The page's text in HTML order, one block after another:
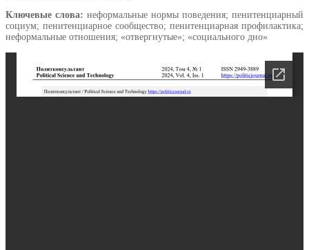
Ключевые слова: неформальные нормы поведения; пенитенциарный
социум; пенитенциарное сообщество; пенитенциарная профилактика;
неформальные отношения; «отвергнутые»; «социального дно»